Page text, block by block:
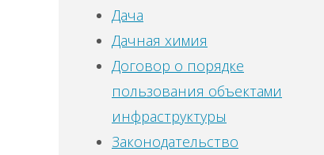
Дача
Дачная химия
Договор о порядке
пользования объектами
инфраструктуры
Законодательство